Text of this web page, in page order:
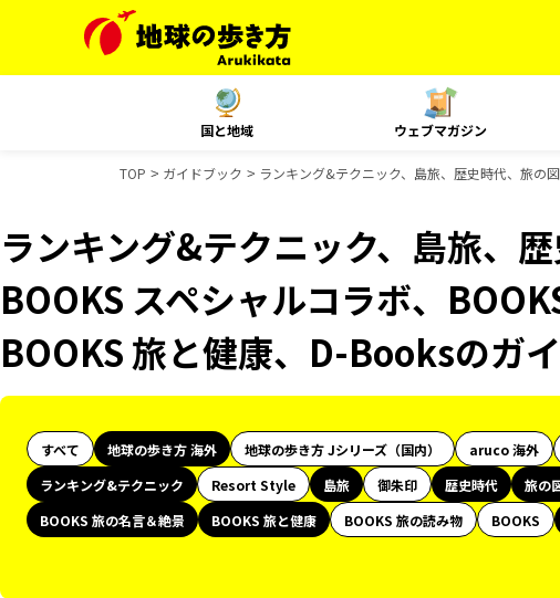
国と地域 ウェブマガジン
TOP ガイドブック ランキング&テクニック、島旅、歴史時代、旅の
ランキング&テクニック、島旅、歴
BOOKS スペシャルコラボ、
BOOKS 旅と健康、D-Booksのガ
すべて 地球の歩き方 海外 地球の歩き方 Jシリーズ（国内） aruco 海外
ランキング&テクニック
Resort Style 島旅 御朱印 歴史時代 旅の
BOOKS 旅の名言＆絶景
BOOKS 旅と健康 BOOKS 旅の読み物 BOOKS